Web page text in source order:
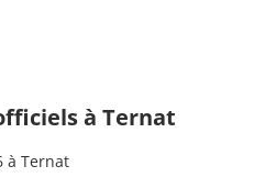
à Ternat
à Ternat